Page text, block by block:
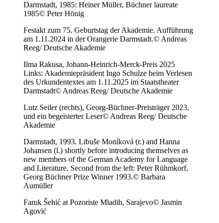
Darmstadt, 1985: Heiner Müller, Büchner laureate
1985© Peter Hönig
Festakt zum 75. Geburtstag der Akademie. Aufführung
am 1.11.2024 in der Orangerie Darmstadt.© Andreas
Reeg/ Deutsche Akademie
Ilma Rakusa, Johann-Heinrich-Merck-Preis 2025
Links: Akademiepräsident Ingo Schulze beim Verlesen
des Urkundentextes am 1.11.2025 im Staatstheater
Darmstadt© Andreas Reeg/ Deutsche Akademie
Lutz Seiler (rechts), Georg-Büchner-Preisträger 2023,
und ein begeisterter Leser© Andreas Reeg/ Deutsche
Akademie
Darmstadt, 1993. Libuše Moníková (r.) and Hanna
Johansen (l.) shortly before introducing themselves as
new members of the German Academy for Language
and Literature. Second from the left: Peter Rühmkorf,
Georg Büchner Prize Winner 1993.© Barbara
Aumüller
Faruk Šehić at Pozoriste Mladih, Sarajevo© Jasmin
Agović